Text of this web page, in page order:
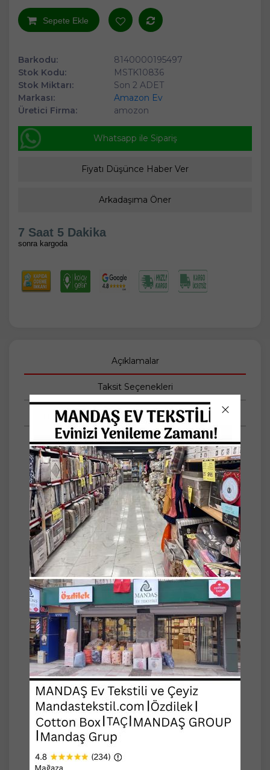
Sepete Ekle
Barkodu:
8140000195497
Stok Kodu:
MSTK10836
Stok Miktarı:
Son 2 ADET
Markası:
Amazon Ev
Üretici Firma:
amozon
Whatsapp ile Sipariş
Fiyatı Düşünce Haber Ver
Arkadaşıma Öner
7 Saat 5 Dakika
sonra kargoda
Açıklamalar
Taksit Seçenekleri
Tüm Yorumlar
Amazon Ev Naturel Çift Kişilik Pike Takımı
Pike: 200x230cm
Lastikli Çarşaf: 160x200cm +25cm Yükseklik
Yastık Kılıfı: 50x70cm (2 Adet)
Pike Kalite: Pamuklu iplik, yakmaz, terletmez,
serin tutar. (Rejenere iplikten dokunmuştur.)
Çarşaf Seti Kalite: Normal kumaş dokuma,
Düz renk, ~%80 Pamuk %20 Polyester
Yüksek pamuk oranı sayesinde polyesterli
kumaşlar gibi terletmez.
Özel yumuşak tuşeli pike. Cildi tahriş etmez.
Odanızın havasını değiştirecek.
Naturel pike takımlarını dilerseniz
sevdiklerinize de hediye edebilirsiniz.
Max. 30 derecede makinede yıkanması